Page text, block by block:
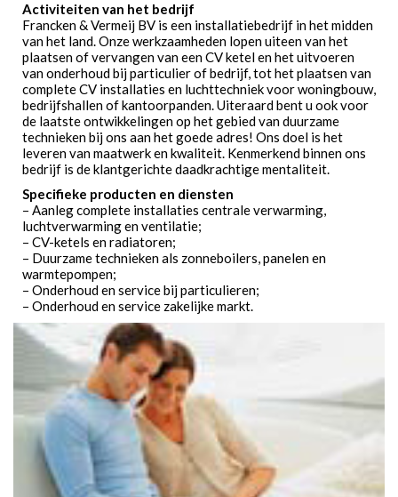
Activiteiten van het bedrijf
Francken & Vermeij BV is een installatiebedrijf in het midden
van het land. Onze werkzaamheden lopen uiteen van het
plaatsen of vervangen van een CV ketel en het uitvoeren
van onderhoud bij particulier of bedrijf, tot het plaatsen van
complete CV installaties en luchttechniek voor woningbouw,
bedrijfshallen of kantoorpanden. Uiteraard bent u ook voor
de laatste ontwikkelingen op het gebied van duurzame
technieken bij ons aan het goede adres! Ons doel is het
leveren van maatwerk en kwaliteit. Kenmerkend binnen ons
bedrijf is de klantgerichte daadkrachtige mentaliteit.
Specifieke producten en diensten
– Aanleg complete installaties centrale verwarming,
luchtverwarming en ventilatie;
– CV-ketels en radiatoren;
– Duurzame technieken als zonneboilers, panelen en
warmtepompen;
– Onderhoud en service bij particulieren;
– Onderhoud en service zakelijke markt.